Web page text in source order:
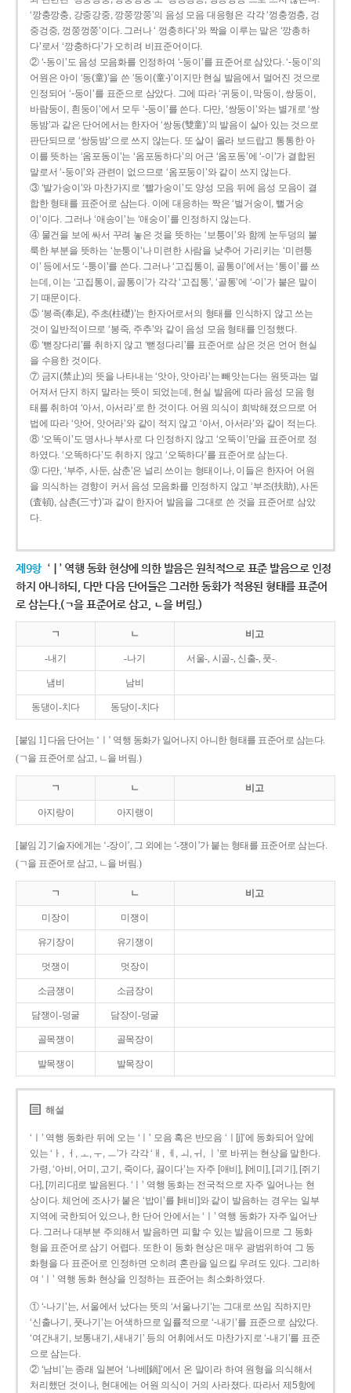
‘깡충깡충, 강중강중, 깡쭝깡쭝’의 음성 모음 대응형은 각각 ‘껑충껑충, 겅
중겅중, 껑쭝껑쭝’이다. 그러나 ‘ 껑충하다’와 짝을 이루는 말은 ‘깡총하
다’로서 ‘깡충하다’가 오히려 비표준어이다.
② ‘-동이’도 음성 모음화를 인정하여 ‘-둥이’를 표준어로 삼았다. ‘-둥이’의
어원은 아이 ‘동(童)’을 쓴 ‘동이(童-)’이지만 현실 발음에서 멀어진 것으로
인정되어 ‘-둥이’를 표준으로 삼았다. 그에 따라 ‘귀둥이, 막둥이, 쌍둥이,
바람둥이, 흰둥이’에서 모두 ‘-둥이’를 쓴다. 다만, ‘쌍둥이’와는 별개로 ‘쌍
동밤’과 같은 단어에서는 한자어 ‘쌍동(雙童)’의 발음이 살아 있는 것으로
판단되므로 ‘쌍둥밤’으로 쓰지 않는다. 또 살이 올라 보드랍고 통통한 아
이를 뜻하는 ‘옴포동이’는 ‘옴포동하다’의 어근 ‘옴포동’에 ‘-이’가 결합된
말로서 ‘-둥이’와 관련이 없으므로 ‘옴포둥이’와 같이 쓰지 않는다.
③ ‘발가숭이’와 마찬가지로 ‘빨가숭이’도 양성 모음 뒤에 음성 모음이 결
합한 형태를 표준어로 삼는다. 이에 대응하는 짝은 ‘벌거숭이, 뻘거숭
이’이다. 그러나 ‘애송이’는 ‘애숭이’를 인정하지 않는다.
④ 물건을 보에 싸서 꾸려 놓은 것을 뜻하는 ‘보퉁이’와 함께 눈두덩의 불
룩한 부분을 뜻하는 ‘눈퉁이’나 미련한 사람을 낮추어 가리키는 ‘미련퉁
이’ 등에서도 ‘-퉁이’를 쓴다. 그러나 ‘고집통이, 골통이’에서는 ‘통이’를 쓰
는데, 이는 ‘고집통이, 골통이’가 각각 ‘고집통’, ‘골통’에 ‘-이’가 붙은 말이
기 때문이다.
⑤ ‘봉족(奉足), 주초(柱礎)’는 한자어로서의 형태를 인식하지 않고 쓰는
것이 일반적이므로 ‘봉죽, 주추’와 같이 음성 모음 형태를 인정했다.
⑥ ‘뻗장다리’를 취하지 않고 ‘뻗정다리’를 표준어로 삼은 것은 언어 현실
을 수용한 것이다.
⑦ 금지(禁止)의 뜻을 나타내는 ‘앗아, 앗아라’는 빼앗는다는 원뜻과는 멀
어져서 단지 하지 말라는 뜻이 되었는데, 현실 발음에 따라 음성 모음 형
태를 취하여 ‘아서, 아서라’로 한 것이다. 어원 의식이 희박해졌으므로 어
법에 따라 ‘앗어, 앗어라’와 같이 적지 않고 ‘아서, 아서라’와 같이 적는다.
⑧ ‘오똑이’도 명사나 부사로 다 인정하지 않고 ‘오뚝이’만을 표준어로 정
하였다. ‘오똑하다’도 취하지 않고 ‘오뚝하다’를 표준어로 삼는다.
⑨ 다만, ‘부주, 사둔, 삼춘’은 널리 쓰이는 형태이나, 이들은 한자어 어원
을 의식하는 경향이 커서 음성 모음화를 인정하지 않고 ‘부조(扶助), 사돈
(査頓), 삼촌(三寸)’과 같이 한자어 발음을 그대로 쓴 것을 표준어로 삼았
다.
제9항 ‘ㅣ’ 역행 동화 현상에 의한 발음은 원칙적으로 표준 발음으로 인정
하지 아니하되, 다만 다음 단어들은 그러한 동화가 적용된 형태를 표준어
로 삼는다.(ㄱ을 표준어로 삼고, ㄴ을 버림.)
ㄱ ㄴ 비고
-내기 -나기 서울-, 시골-, 신출-, 풋-.
냄비 남비
동댕이-치다 동당이-치다
[붙임 1] 다음 단어는 ‘ㅣ’ 역행 동화가 일어나지 아니한 형태를 표준어로 삼는다.
(ㄱ을 표준어로 삼고, ㄴ을 버림.)
ㄱ ㄴ 비고
아지랑이 아지랭이
[붙임 2] 기술자에게는 ‘-장이’, 그 외에는 ‘-쟁이’가 붙는 형태를 표준어로 삼는다.
(ㄱ을 표준어로 삼고, ㄴ을 버림.)
ㄱ ㄴ 비고
미장이 미쟁이
유기장이 유기쟁이
멋쟁이 멋장이
소금쟁이 소금장이
담쟁이-덩굴 담장이-덩굴
골목쟁이 골목장이
발목쟁이 발목장이
해설
‘ㅣ’ 역행 동화란 뒤에 오는 ‘ㅣ’ 모음 혹은 반모음 ‘ㅣ[j]’에 동화되어 앞에
있는 ‘ㅏ, ㅓ, ㅗ, ㅜ, ㅡ’가 각각 ‘ㅐ, ㅔ, ㅚ, ㅟ, ㅣ’로 바뀌는 현상을 말한다.
가령, ‘아비, 어미, 고기, 죽이다, 끓이다’는 자주 [애비], [에미], [괴기], [쥐기
다], [끼리다]로 발음된다. ‘ㅣ’ 역행 동화는 전국적으로 자주 일어나는 현
상이다. 체언에 조사가 붙은 ‘밥이’를 [배비]와 같이 발음하는 경우는 일부
지역에 국한되어 있으나, 한 단어 안에서는 ‘ㅣ’ 역행 동화가 자주 일어난
다. 그러나 대부분 주의해서 발음하면 피할 수 있는 발음이므로 그 동화
형을 표준어로 삼기 어렵다. 또한 이 동화 현상은 매우 광범위하여 그 동
화형을 다 표준어로 인정하면 오히려 혼란을 일으킬 우려도 있다. 그리하
여 ‘ㅣ’ 역행 동화 현상을 인정하는 표준어는 최소화하였다.
① ‘-나기’는, 서울에서 났다는 뜻의 ‘서울나기’는 그대로 쓰임 직하지만
‘신출나기, 풋나기’는 어색하므로 일률적으로 ‘-내기’를 표준으로 삼았다.
‘여간내기, 보통내기, 새내기’ 등의 어휘에서도 마찬가지로 ‘-내기’를 표준
으로 삼는다.
② ‘남비’는 종래 일본어 ‘나베[鍋]’에서 온 말이라 하여 원형을 의식해서
처리했던 것이나, 현대에는 어원 의식이 거의 사라졌다. 따라서 제5항에